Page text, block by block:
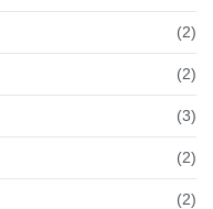
(2)
(2)
(3)
(2)
(2)